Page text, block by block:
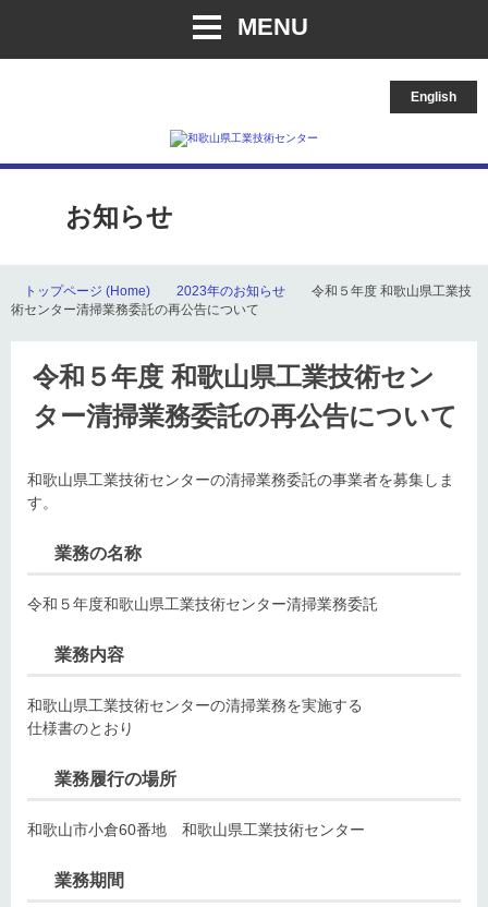
MENU
English
お知らせ
トップページ (Home) 2023年のお知らせ
令和５年度 和歌山県工業技
術センター清掃業務委託の再公告について
令和５年度 和歌山県工業技術セン
ター清掃業務委託の再公告について
和歌山県工業技術センターの清掃業務委託の事業者を募集しま
す。
業務の名称
令和５年度和歌山県工業技術センター清掃業務委託
業務内容
和歌山県工業技術センターの清掃業務を実施する
仕様書のとおり
業務履行の場所
和歌山市小倉60番地 和歌山県工業技術センター
業務期間